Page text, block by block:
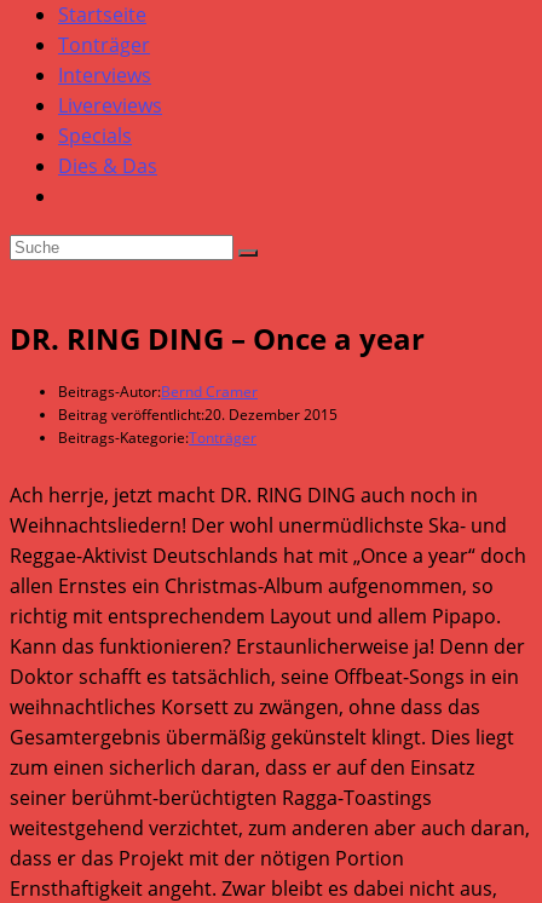
Startseite
Tonträger
Interviews
Livereviews
Specials
Dies & Das
DR. RING DING – Once a year
Beitrags-Autor:Bernd Cramer
Beitrag veröffentlicht:20. Dezember 2015
Beitrags-Kategorie:Tonträger
Ach herrje, jetzt macht DR. RING DING auch noch in
Weihnachtsliedern! Der wohl unermüdlichste Ska- und
Reggae-Aktivist Deutschlands hat mit „Once a year“ doch
allen Ernstes ein Christmas-Album aufgenommen, so
richtig mit entsprechendem Layout und allem Pipapo.
Kann das funktionieren? Erstaunlicherweise ja! Denn der
Doktor schafft es tatsächlich, seine Offbeat-Songs in ein
weihnachtliches Korsett zu zwängen, ohne dass das
Gesamtergebnis übermäßig gekünstelt klingt. Dies liegt
zum einen sicherlich daran, dass er auf den Einsatz
seiner berühmt-berüchtigten Ragga-Toastings
weitestgehend verzichtet, zum anderen aber auch daran,
dass er das Projekt mit der nötigen Portion
Ernsthaftigkeit angeht. Zwar bleibt es dabei nicht aus,